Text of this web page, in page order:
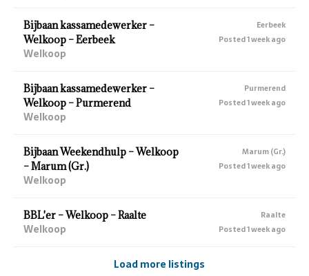
Bijbaan kassamedewerker –
Welkoop – Eerbeek
Welkoop
Eerbeek
Posted 1 week ago
Bijbaan kassamedewerker –
Welkoop – Purmerend
Welkoop
Purmerend
Posted 1 week ago
Bijbaan Weekendhulp – Welkoop
– Marum (Gr.)
Welkoop
Marum (Gr.)
Posted 1 week ago
BBL'er – Welkoop – Raalte
Welkoop
Raalte
Posted 1 week ago
Load more listings